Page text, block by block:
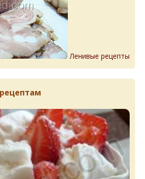
Ленивые рецепты